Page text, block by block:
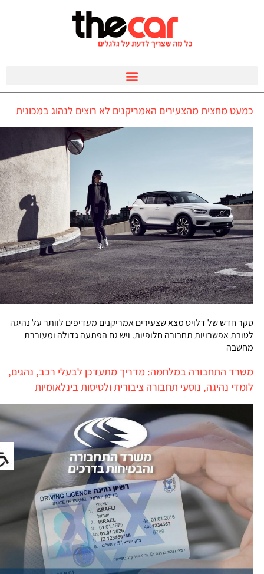
כמעט מחצית מהצעירים האמריקנים לא רוצים לנהוג במכונית
סקר חדש של דלויט מצא שצעירים אמריקנים מעדיפים לוותר על נהיגה
לטובת אפשרויות תחבורה חלופיות. ויש גם הפתעה גדולה ומעוררת
מחשבה
משרד התחבורה במלחמה: מדריך מתעדכן לבעלי רכב, נהגים,
לומדי נהיגה, נוסעי תחבורה ציבורית ולטיסות בינלאומיות